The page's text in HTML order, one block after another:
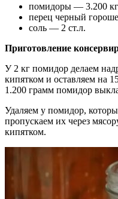
помидоры — 3.200
перец черный
соль — 2 ст.л.
Приготовление
У 2 кг помидор делаем
кипятком и оставляем на
1.200 грамм помидор
Удаляем у помидор,
пропускаем их через
кипятком.